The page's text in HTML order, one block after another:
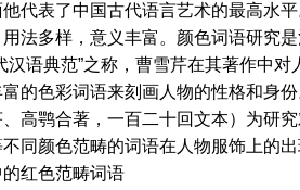
代表了中国古代语言艺术的最高水
法多样，意义丰富。颜色词语研究
汉语典范”之称，曹雪芹在其著作中
的色彩词语来刻画人物的性格和身
、高鹗合著，一百二十回文本）为研
同颜色范畴的词语在人物服饰上的
红色范畴词语